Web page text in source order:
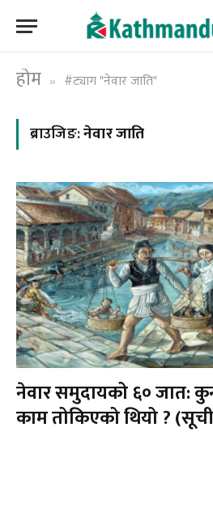
होम » #ट्याग "नेवार जाति"
ब्राउजिङ:नेवार जाति
नेवार समुदायको ६० जात:
काम तोकिएको थियो ?